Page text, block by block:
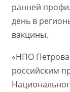
ранней
день в
вакцины.
«НПО
российским